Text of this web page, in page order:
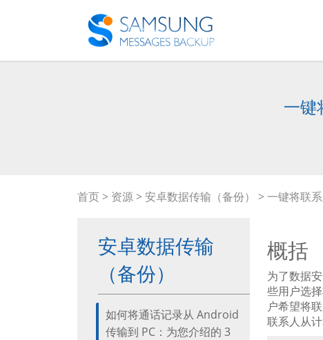
一键
首页 > 资源 >安卓数据传输（备份） > 一键将联
安卓数据传输
（备份）
如何将通话记录从 Android
传输到 PC：为您介绍的 3
概括
为了数据
些用户选
户希望将
联系人从